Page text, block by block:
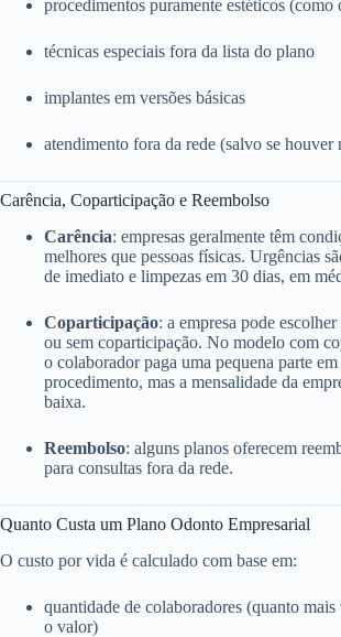
procedimentos puramente estéticos (como
técnicas especiais fora da lista do plano
implantes em versões básicas
atendimento fora da rede (salvo se houver
Carência, Coparticipação e Reembolso
Carência: empresas geralmente têm
melhores que pessoas físicas. Urgências
de imediato e limpezas em 30 dias, em
Coparticipação: a empresa pode
ou sem coparticipação. No modelo com
o colaborador paga uma pequena parte em
procedimento, mas a mensalidade da
baixa.
Reembolso: alguns planos oferecem
para consultas fora da rede.
Quanto Custa um Plano Odonto Empresarial
O custo por vida é calculado com base em:
quantidade de colaboradores (quanto
o valor)